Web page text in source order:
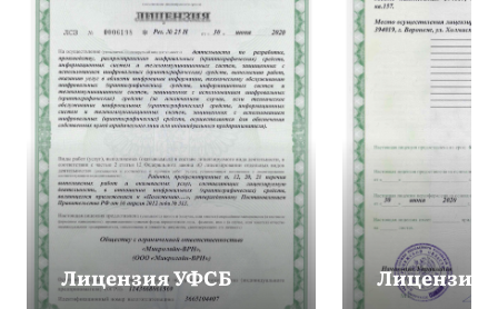
Лицензия УФСБ Лицензия